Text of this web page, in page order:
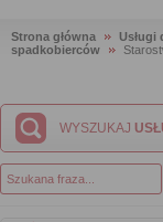
Strona główna Usługi
spadkobierców
WYSZUKAJ